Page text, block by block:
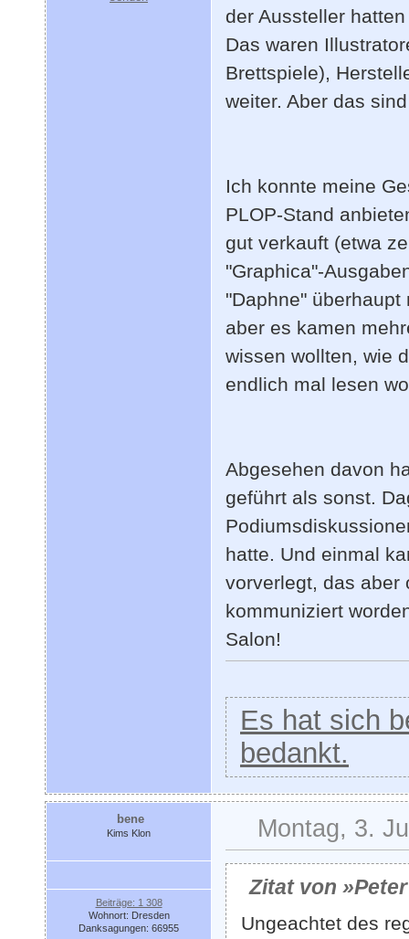
der Aussteller
Das waren
Brettspiele),
weiter. Aber das
Ich konnte meine
PLOP-Stand
gut verkauft (etwa
"Graphica"-
"Daphne"
aber es kamen
wissen wollten, wie
endlich mal lesen
Abgesehen davon
geführt als sonst.
hatte. Und einmal
vorverlegt, das aber
kommuniziert
Salon!
Es hat sich
bedankt.
bene
Kims Klon
Beiträge: 1 308
Wohnort: Dresden
Danksagungen: 66955
Montag, 3.
Zitat von
Ungeachtet des